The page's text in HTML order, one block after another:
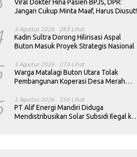
Viral Dokter Hina Pasien BPJS, DPR:
Jangan Cukup Minta Maaf, Harus Diusut!
3 Agustus 2026 283 Lihat
Kadin Sultra Dorong Hilirisasi Aspal
Buton Masuk Proyek Strategis Nasional
3 Agustus 2026 273 Lihat
Warga Matalagi Buton Utara Tolak
Pembangunan Koperasi Desa Merah
3 Agustus 2026 256 Lihat
PT Alif Energi Mandiri Diduga
Mendistribusikan Solar Subsidi Ilegal ke